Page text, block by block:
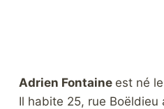
Adrien Fontaine est né
Il habite 25, rue